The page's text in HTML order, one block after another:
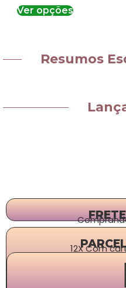
Ver opções
Resumos
12X Com